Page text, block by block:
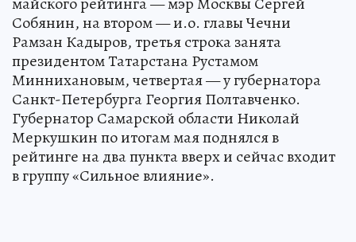
Собянин, на втором — и.о. главы Чечни
Рамзан Кадыров, третья строка занята
президентом Татарстана Рустамом
Миннихановым, четвертая — у губернатора
Санкт-Петербурга Георгия Полтавченко.
Губернатор Самарской области Николай
Меркушкин по итогам мая поднялся в
рейтинге на два пункта вверх и сейчас входит
в группу «Сильное влияние».